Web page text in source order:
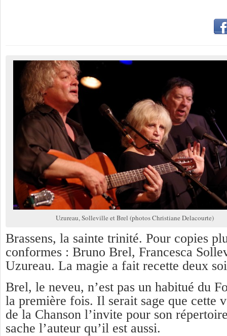
Uzureau, Solleville et Brel (photos Christiane Delacourte)
Brassens, la sainte trinité. Pour copies
conformes : Bruno Brel, Francesca
Uzureau. La magie a fait recette deux
Brel, le neveu, n’est pas un habitué du
la première fois. Il serait sage que cette
de la Chanson l’invite pour son
sache l’auteur qu’il est aussi.